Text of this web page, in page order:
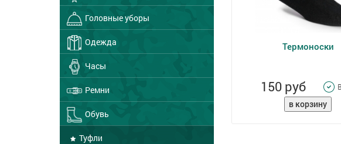
Головные уборы
Одежда
Часы
Ремни
Обувь
Туфли
Термоноски
150 руб